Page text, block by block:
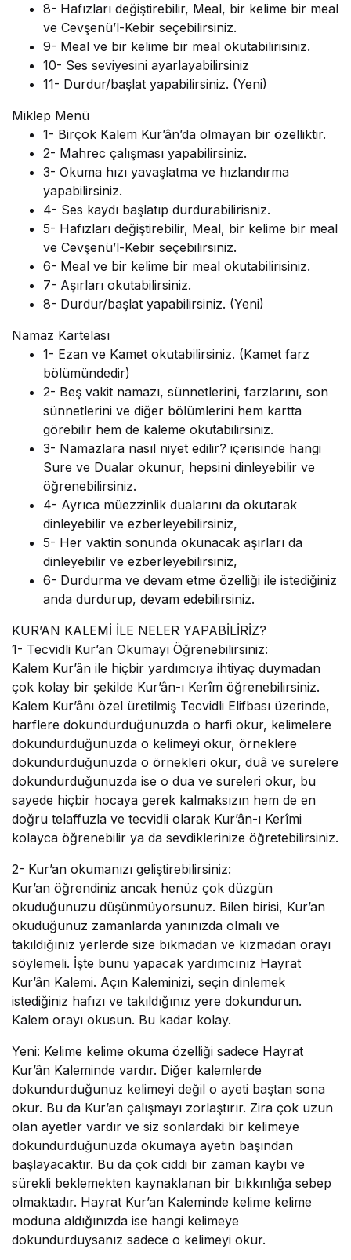
8- Hafızları değiştirebilir, Meal, bir kelime bir meal
ve Cevşenü’l-Kebir seçebilirsiniz.
9- Meal ve bir kelime bir meal okutabilirisiniz.
10- Ses seviyesini ayarlayabilirsiniz
11- Durdur/başlat yapabilirsiniz. (Yeni)
Miklep Menü
1- Birçok Kalem Kur’ân’da olmayan bir özelliktir.
2- Mahrec çalışması yapabilirsiniz.
3- Okuma hızı yavaşlatma ve hızlandırma
yapabilirsiniz.
4- Ses kaydı başlatıp durdurabilirisniz.
5- Hafızları değiştirebilir, Meal, bir kelime bir meal
ve Cevşenü’l-Kebir seçebilirsiniz.
6- Meal ve bir kelime bir meal okutabilirisiniz.
7- Aşırları okutabilirsiniz.
8- Durdur/başlat yapabilirsiniz. (Yeni)
Namaz Kartelası
1- Ezan ve Kamet okutabilirsiniz. (Kamet farz
bölümündedir)
2- Beş vakit namazı, sünnetlerini, farzlarını, son
sünnetlerini ve diğer bölümlerini hem kartta
görebilir hem de kaleme okutabilirsiniz.
3- Namazlara nasıl niyet edilir? içerisinde hangi
Sure ve Dualar okunur, hepsini dinleyebilir ve
öğrenebilirsiniz.
4- Ayrıca müezzinlik dualarını da okutarak
dinleyebilir ve ezberleyebilirsiniz,
5- Her vaktin sonunda okunacak aşırları da
dinleyebilir ve ezberleyebilirsiniz,
6- Durdurma ve devam etme özelliği ile istediğiniz
anda durdurup, devam edebilirsiniz.
KUR’AN KALEMİ İLE NELER YAPABİLİRİZ?
1- Tecvidli Kur’an Okumayı Öğrenebilirsiniz:
Kalem Kur’ân ile hiçbir yardımcıya ihtiyaç duymadan
çok kolay bir şekilde Kur’ân-ı Kerîm öğrenebilirsiniz.
Kalem Kur’ânı özel üretilmiş Tecvidli Elifbası üzerinde,
harflere dokundurduğunuzda o harfi okur, kelimelere
dokundurduğunuzda o kelimeyi okur, örneklere
dokundurduğunuzda o örnekleri okur, duâ ve surelere
dokundurduğunuzda ise o dua ve sureleri okur, bu
sayede hiçbir hocaya gerek kalmaksızın hem de en
doğru telaffuzla ve tecvidli olarak Kur’ân-ı Kerîmi
kolayca öğrenebilir ya da sevdiklerinize öğretebilirsiniz.
2- Kur’an okumanızı geliştirebilirsiniz:
Kur’an öğrendiniz ancak henüz çok düzgün
okuduğunuzu düşünmüyorsunuz. Bilen birisi, Kur’an
okuduğunuz zamanlarda yanınızda olmalı ve
takıldığınız yerlerde size bıkmadan ve kızmadan orayı
söylemeli. İşte bunu yapacak yardımcınız Hayrat
Kur’ân Kalemi. Açın Kaleminizi, seçin dinlemek
istediğiniz hafızı ve takıldığınız yere dokundurun.
Kalem orayı okusun. Bu kadar kolay.
Yeni: Kelime kelime okuma özelliği sadece Hayrat
Kur’ân Kaleminde vardır. Diğer kalemlerde
dokundurduğunuz kelimeyi değil o ayeti baştan sona
okur. Bu da Kur’an çalışmayı zorlaştırır. Zira çok uzun
olan ayetler vardır ve siz sonlardaki bir kelimeye
dokundurduğunuzda okumaya ayetin başından
başlayacaktır. Bu da çok ciddi bir zaman kaybı ve
sürekli beklemekten kaynaklanan bir bıkkınlığa sebep
olmaktadır. Hayrat Kur’an Kaleminde kelime kelime
moduna aldığınızda ise hangi kelimeye
dokundurduysanız sadece o kelimeyi okur.